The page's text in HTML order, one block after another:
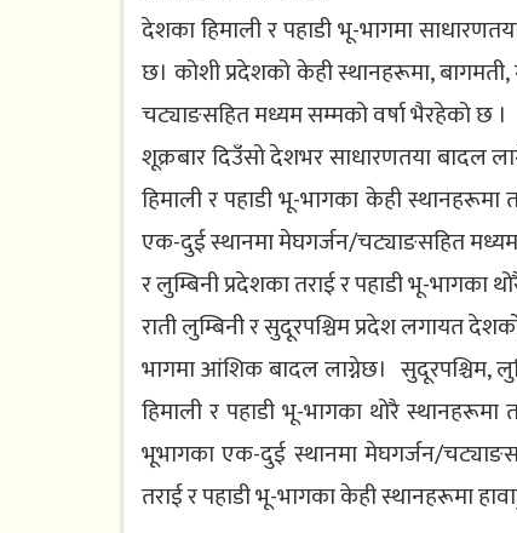
देशका हिमाली र पहाडी भू-भागमा
छ। कोशी प्रदेशको केही स्थानहरूमा,
चट्याङसहित मध्यम सम्मको वर्षा भैरहेको छ ।
शूक्रबार दिउँसो देशभर साधारणतया बादल
हिमाली र पहाडी भू-भागका केही
एक-दुई स्थानमा मेघगर्जन/चट्याङसहित
र लुम्बिनी प्रदेशका तराई र पहाडी भू-भागका
राती लुम्बिनी र सुदूरपश्चिम प्रदेश लगायत
भागमा आंशिक बादल लाग्नेछ। सुदूरपश्चिम,
हिमाली र पहाडी भू-भागका थोरै
भूभागका एक-दुई स्थानमा मेघगर्जन/
तराई र पहाडी भू-भागका केही स्थानहरूमा